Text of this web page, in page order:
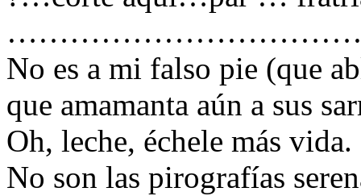
No es a mi falso pie (que
que amamanta aún a sus
Oh, leche, échele más vida.
No son las pirografías